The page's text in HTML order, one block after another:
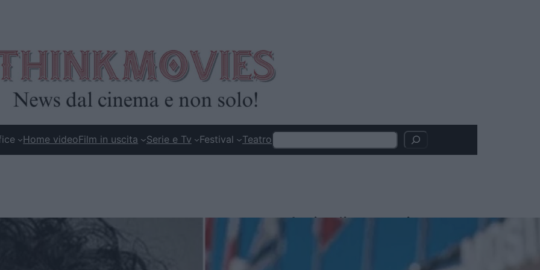
Home videoFilm in uscita Serie e Tv Festival TeatroSearch
Articoli recenti
La colazione